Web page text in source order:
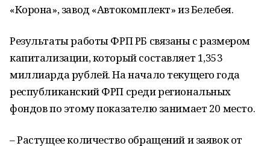
«Корона», завод «Автокомплект» из Белебея.
Результаты работы ФРП РБ связаны с размером
капитализации, который составляет 1,353
миллиарда рублей. На начало текущего года
республиканский ФРП среди региональных
фондов по этому показателю занимает 20 место.
– Растущее количество обращений и заявок от